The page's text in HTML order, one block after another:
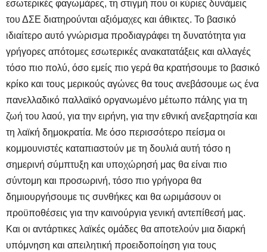
εσωτερικές φαγωμάρες, τη στιγμή που οι κύριες δυνάμεις
του ΔΣΕ διατηρούνται αξιόμαχες και άθικτες. Το βασικό
ιδιαίτερο αυτό γνώρισμα προδιαγράφει τη δυνατότητα για
γρήγορες απότομες εσωτερικές ανακατατάξεις και αλλαγές
τόσο πιο πολύ, όσο εμείς πιο γερά θα κρατήσουμε το βασικό
κρίκο και τους μερικούς αγώνες θα τους ανεβάσουμε ως ένα
πανελλαδικό παλλαϊκό οργανωμένο μέτωπο πάλης για τη
ζωή του λαού, για την ειρήνη, για την εθνική ανεξαρτησία και
τη λαϊκή δημοκρατία. Με όσο περισσότερο πείσμα οι
κομμουνιστές καταπιαστούν με τη δουλιά αυτή τόσο η
σημερινή σύμπτυξη και υποχώρησή μας θα είναι πιο
σύντομη και προσωρινή, τόσο πιο γρήγορα θα
δημιουργήσουμε τις συνθήκες και θα ωριμάσουν οι
προϋποθέσεις για την καινούργια γενική αντεπίθεσή μας.
Και οι αντάρτικες λαϊκές ομάδες θα αποτελούν μια διαρκή
υπόμνηση και απειλητική προειδοποίηση για τους